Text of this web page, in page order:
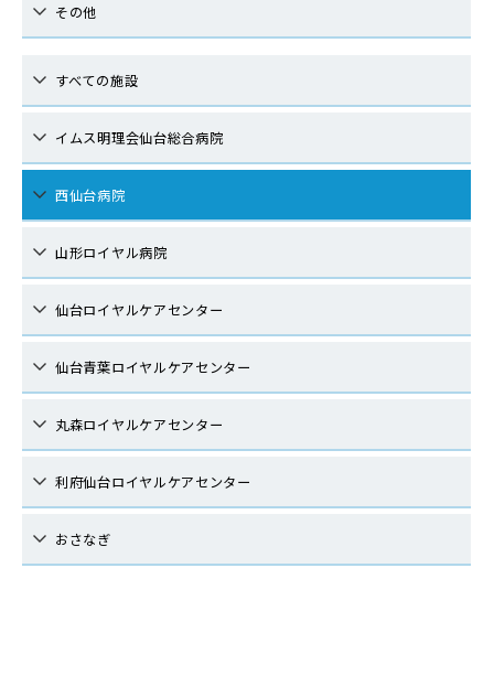
その他
すべての施設
イムス明理会仙台総合病院
西仙台病院
山形ロイヤル病院
仙台ロイヤルケアセンター
仙台青葉ロイヤルケアセンター
丸森ロイヤルケアセンター
利府仙台ロイヤルケアセンター
おさなぎ